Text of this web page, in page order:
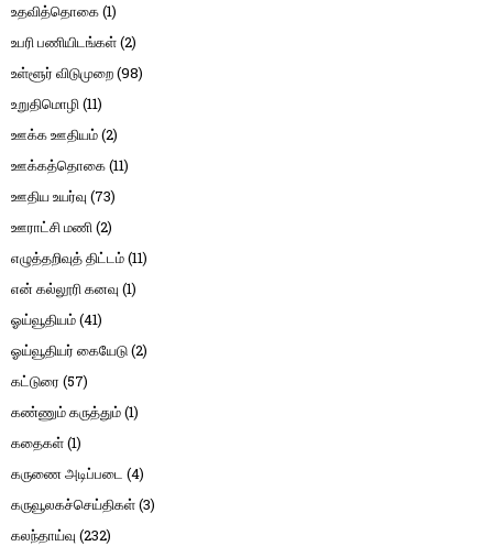
உதவித்தொகை(1)
உபரி பணியிடங்கள்(2)
உள்ளூர் விடுமுறை(98)
உறுதிமொழி(11)
ஊக்க ஊதியம்(2)
ஊக்கத்தொகை(11)
ஊதிய உயர்வு (73)
ஊராட்சி மணி(2)
எழுத்தறிவுத் திட்டம்(11)
என் கல்லூரி கனவு (1)
ஓய்வூதியம்(41)
ஓய்வூதியர் கையேடு(2)
கட்டுரை (57)
கண்ணும் கருத்தும்(1)
கதைகள்(1)
கருணை அடிப்படை (4)
கருவூலகச்செய்திகள்(3)
கலந்தாய்வு (232)